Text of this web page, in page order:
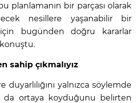
bu planlamanın bir parçası olarak
nesillere yaşanabilir bir
bugünden doğru kararlar
konuştu.
sahip çıkmalıyız
duyarlılığını yalnızca söylemde
da ortaya koyduğunu belirten